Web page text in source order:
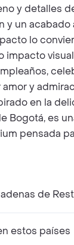
y detalles
y un
lo
impacto
amor y
en la
Bogotá, es
pensada
de
estos países